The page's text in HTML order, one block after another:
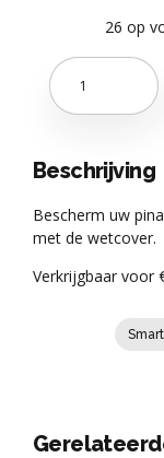
26 op
Quantity
Beschrijving
Bescherm uw
met de wetcover.
Verkrijgbaar voor